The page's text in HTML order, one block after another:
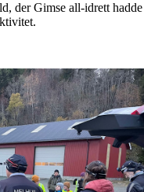
der Gimse all-idrett hadde